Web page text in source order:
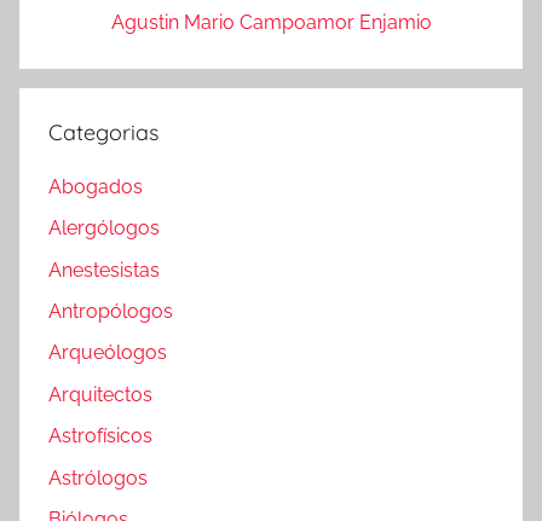
Agustin Mario Campoamor Enjamio
Categorias
Abogados
Alergólogos
Anestesistas
Antropólogos
Arqueólogos
Arquitectos
Astrofísicos
Astrólogos